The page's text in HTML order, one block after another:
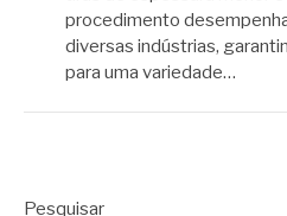
procedimento
diversas indústrias,
para uma variedade…
Pesquisar